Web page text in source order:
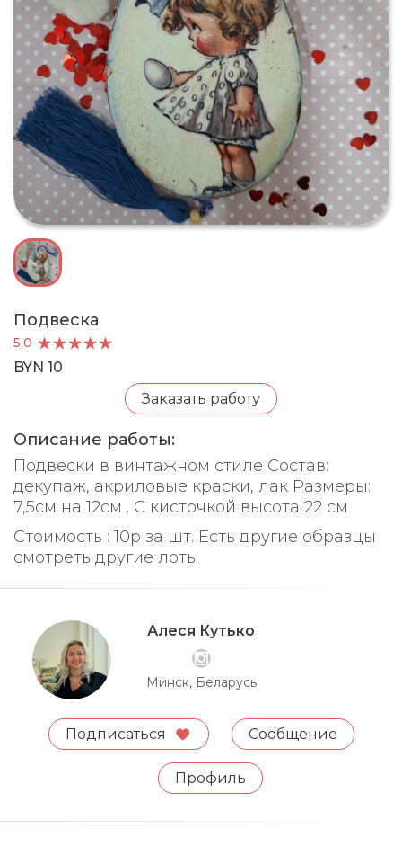
Подвеска
5,0
BYN 10
Заказать работу
Описание работы:
Подвески в винтажном стиле Состав:
декупаж, акриловые краски, лак Размеры:
7,5см на 12см . С кисточкой высота 22 см
Стоимость : 10р за шт. Есть другие образцы
смотреть другие лоты
Алеся Кутько
Минск, Беларусь
Подписаться Сообщение
Профиль